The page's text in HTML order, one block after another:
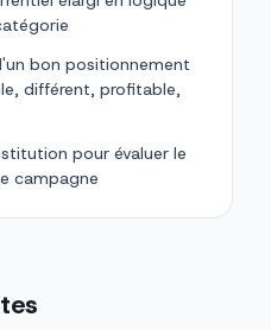
bon positionnement
différent, profitable,
pour évaluer le
campagne